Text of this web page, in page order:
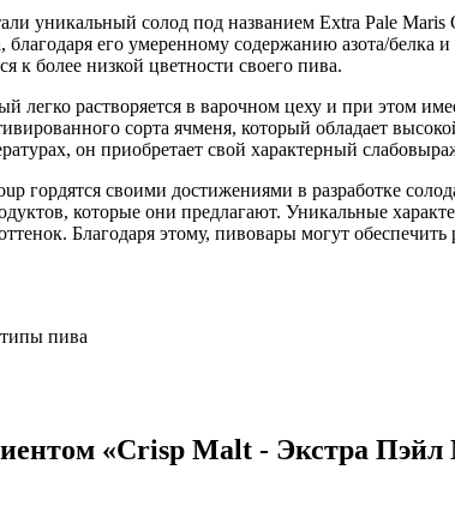
уникальный солод под названием Extra Pale
благодаря его умеренному содержанию азота/
к более низкой цветности своего пива.
легко растворяется в варочном цеху и при этом
сорта ячменя, который обладает
он приобретает свой характерный
гордятся своими достижениями в разработке
которые они предлагают. Уникальные
Благодаря этому, пивовары могут
пива
«Crisp Malt - Экстра